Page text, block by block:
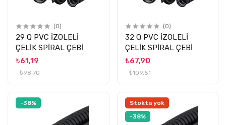
(0)
29 Q PVC İZOLELİ
ÇELİK SPİRAL ÇEBİ
₺61,19
₺98,70
(0)
32 Q PVC İZOLELİ
ÇELİK SPİRAL ÇEBİ
₺67,90
₺109,51
-38%
Stokta yok
-38%